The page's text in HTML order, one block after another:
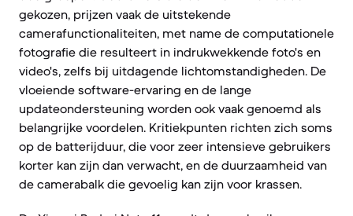
gekozen, prijzen vaak de uitstekende
camerafunctionaliteiten, met name de computationele
fotografie die resulteert in indrukwekkende foto's en
video's, zelfs bij uitdagende lichtomstandigheden. De
vloeiende software-ervaring en de lange
updateondersteuning worden ook vaak genoemd als
belangrijke voordelen. Kritiekpunten richten zich soms
op de batterijduur, die voor zeer intensieve gebruikers
korter kan zijn dan verwacht, en de duurzaamheid van
de camerabalk die gevoelig kan zijn voor krassen.